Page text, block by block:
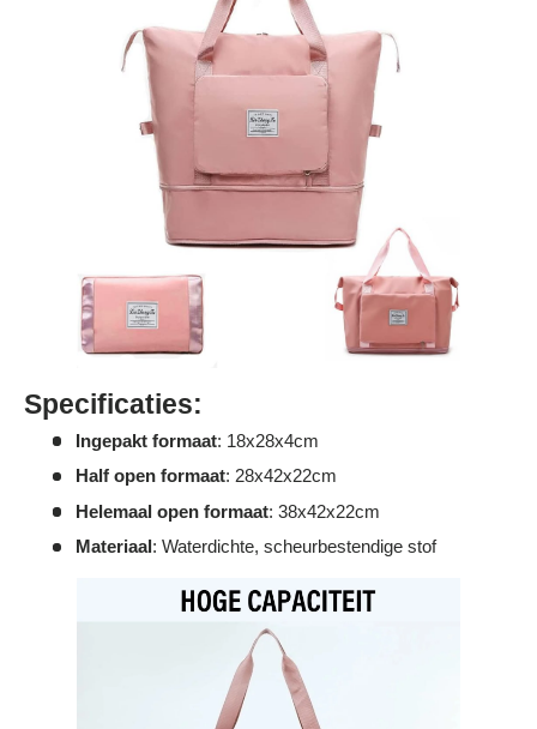
Specificaties:
Ingepakt formaat: 18x28x4cm
Half open formaat: 28x42x22cm
Helemaal open formaat: 38x42x22cm
Materiaal: Waterdichte, scheurbestendige stof